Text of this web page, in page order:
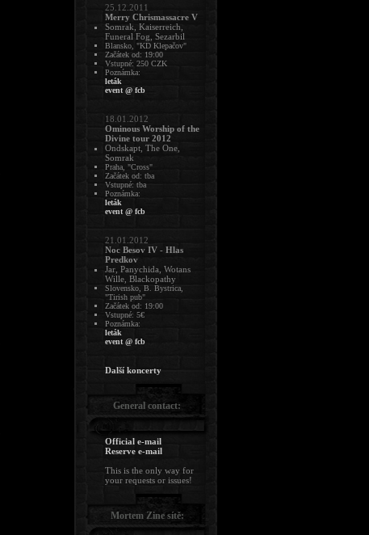
25.12.2011
Merry Chrismassacre V
Somrak, Kaiserreich,
Funeral Fog, Sezarbil
Blansko, "KD Klepačov"
Začátek od: 19:00
Vstupné: 250 CZK
Poznámka:
leták
event @ fcb
18.01.2012
Ominous Worship of the
Divine tour 2012
Ondskapt, The One,
Somrak
Praha, "Cross"
Začátek od: tba
Vstupné: tba
Poznámka:
leták
event @ fcb
21.01.2012
Noc Besov IV - Hlas
Predkov
Jar, Panychida, Wotans
Wille, Blackopathy
Slovensko, B. Bystrica,
"Tirish pub"
Začátek od: 19:00
Vstupné: 5€
Poznámka:
leták
event @ fcb
Další koncerty
General contact:
Official e-mail
Reserve e-mail
This is the only way for
your requests or issues!
Mortem Zine sítě: